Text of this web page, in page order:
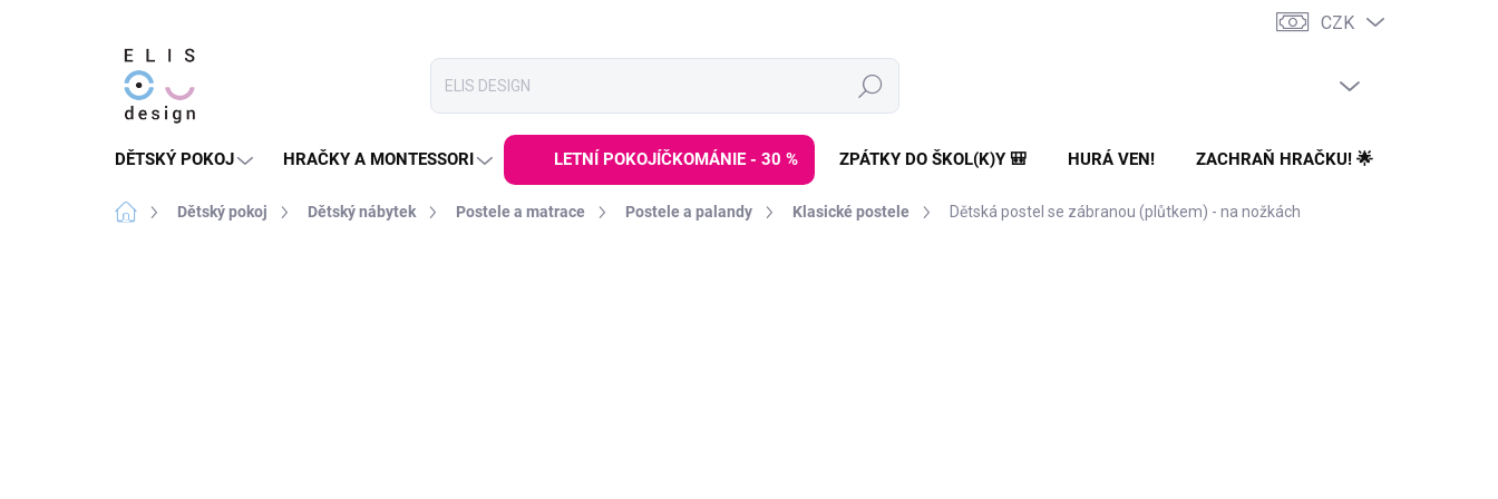
CZK
Hledat
DĚTSKÝ POKOJ HRAČKY A MONTESSORI LETNÍ POKOJÍČKOMÁNIE - 30 % ZPÁTKY DO ŠKOL(K)Y 🎒 HURÁ VEN! ZACHRAŇ HRAČKU! 🌟
Domů Dětský pokoj Dětský nábytek Postele a matrace Postele a palandy Klasické postele Dětská postel se zábranou (plůtkem) - na nožkách